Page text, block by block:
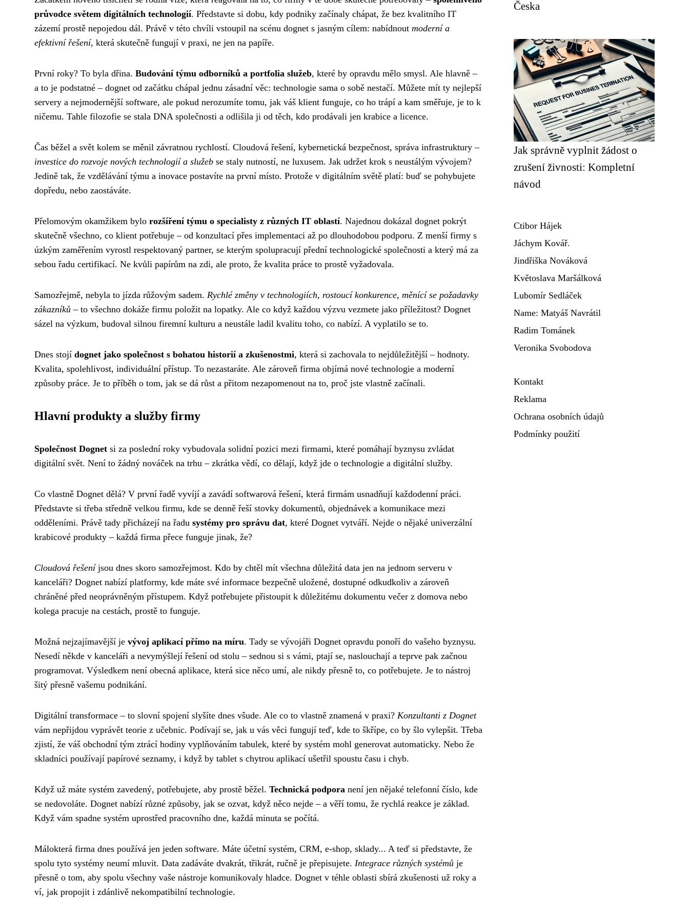
průvodce světem digitálních technologií. Představte si dobu, kdy podniky začínaly chápat, že bez kvalitního IT
zázemí prostě nepojedou dál. Právě v této chvíli vstoupil na scénu dognet s jasným cílem: nabídnout moderní a
efektivní řešení, která skutečně fungují v praxi, ne jen na papíře.
První roky? To byla dřina. Budování týmu odborníků a portfolia služeb, které by opravdu mělo smysl. Ale hlavně –
a to je podstatné – dognet od začátku chápal jednu zásadní věc: technologie sama o sobě nestačí. Můžete mít ty nejlepší
servery a nejmodernější software, ale pokud nerozumíte tomu, jak váš klient funguje, co ho trápí a kam směřuje, je to k
ničemu. Tahle filozofie se stala DNA společnosti a odlišila ji od těch, kdo prodávali jen krabice a licence.
Čas běžel a svět kolem se měnil závratnou rychlostí. Cloudová řešení, kybernetická bezpečnost, správa infrastruktury –
investice do rozvoje nových technologií a služeb se staly nutností, ne luxusem. Jak udržet krok s neustálým vývojem?
Jedině tak, že vzdělávání týmu a inovace postavíte na první místo. Protože v digitálním světě platí: buď se pohybujete
dopředu, nebo zaostáváte.
Přelomovým okamžikem bylo rozšíření týmu o specialisty z různých IT oblastí. Najednou dokázal dognet pokrýt
skutečně všechno, co klient potřebuje – od konzultací přes implementaci až po dlouhodobou podporu. Z menší firmy s
úzkým zaměřením vyrostl respektovaný partner, se kterým spolupracují přední technologické společnosti a který má za
sebou řadu certifikací. Ne kvůli papírům na zdi, ale proto, že kvalita práce to prostě vyžadovala.
Samozřejmě, nebyla to jízda růžovým sadem. Rychlé změny v technologiích, rostoucí konkurence, měnící se požadavky
zákazníků – to všechno dokáže firmu položit na lopatky. Ale co když každou výzvu vezmete jako příležitost? Dognet
sázel na výzkum, budoval silnou firemní kulturu a neustále ladil kvalitu toho, co nabízí. A vyplatilo se to.
Dnes stojí dognet jako společnost s bohatou historií a zkušenostmi, která si zachovala to nejdůležitější – hodnoty.
Kvalita, spolehlivost, individuální přístup. To nezastaráte. Ale zároveň firma objímá nové technologie a moderní
způsoby práce. Je to příběh o tom, jak se dá růst a přitom nezapomenout na to, proč jste vlastně začínali.
Hlavní produkty a služby firmy
Společnost Dognet si za poslední roky vybudovala solidní pozici mezi firmami, které pomáhají byznysu zvládat
digitální svět. Není to žádný nováček na trhu – zkrátka vědí, co dělají, když jde o technologie a digitální služby.
Co vlastně Dognet dělá? V první řadě vyvíjí a zavádí softwarová řešení, která firmám usnadňují každodenní práci.
Představte si třeba středně velkou firmu, kde se denně řeší stovky dokumentů, objednávek a komunikace mezi
odděleními. Právě tady přicházejí na řadu systémy pro správu dat, které Dognet vytváří. Nejde o nějaké univerzální
krabicové produkty – každá firma přece funguje jinak, že?
Cloudová řešeníjsou dnes skoro samozřejmost. Kdo by chtěl mít všechna důležitá data jen na jednom serveru v
kanceláři? Dognet nabízí platformy, kde máte své informace bezpečně uložené, dostupné odkudkoliv a zároveň
chráněné před neoprávněným přístupem. Když potřebujete přistoupit k důležitému dokumentu večer z domova nebo
kolega pracuje na cestách, prostě to funguje.
Možná nejzajímavější je vývoj aplikací přímo na míru. Tady se vývojáři Dognet opravdu ponoří do vašeho byznysu.
Nesedí někde v kanceláři a nevymýšlejí řešení od stolu – sednou si s vámi, ptají se, naslouchají a teprve pak začnou
programovat. Výsledkem není obecná aplikace, která sice něco umí, ale nikdy přesně to, co potřebujete. Je to nástroj
šitý přesně vašemu podnikání.
Digitální transformace – to slovní spojení slyšíte dnes všude. Ale co to vlastně znamená v praxi? Konzultanti z Dognet
vám nepřijdou vyprávět teorie z učebnic. Podívají se, jak u vás věci fungují teď, kde to škřípe, co by šlo vylepšit. Třeba
zjistí, že váš obchodní tým ztrácí hodiny vyplňováním tabulek, které by systém mohl generovat automaticky. Nebo že
skladníci používají papírové seznamy, i když by tablet s chytrou aplikací ušetřil spoustu času i chyb.
Když už máte systém zavedený, potřebujete, aby prostě běžel. Technická podpora není jen nějaké telefonní číslo, kde
se nedovoláte. Dognet nabízí různé způsoby, jak se ozvat, když něco nejde – a věří tomu, že rychlá reakce je základ.
Když vám spadne systém uprostřed pracovního dne, každá minuta se počítá.
Málokterá firma dnes používá jen jeden software. Máte účetní systém, CRM, e-shop, sklady... A teď si představte, že
spolu tyto systémy neumí mluvit. Data zadáváte dvakrát, třikrát, ručně je přepisujete. Integrace různých systémů je
přesně o tom, aby spolu všechny vaše nástroje komunikovaly hladce. Dognet v téhle oblasti sbírá zkušenosti už roky a
ví, jak propojit i zdánlivě nekompatibilní technologie.
Česka
Jak správně vyplnit žádost o
zrušení živnosti: Kompletní
návod
Ctibor Hájek
Jáchym Kovář.
Jindřiška Nováková
Květoslava Maršálková
Lubomír Sedláček
Name: Matyáš Navrátil
Radim Tománek
Veronika Svobodova
Kontakt
Reklama
Ochrana osobních údajů
Podmínky použití